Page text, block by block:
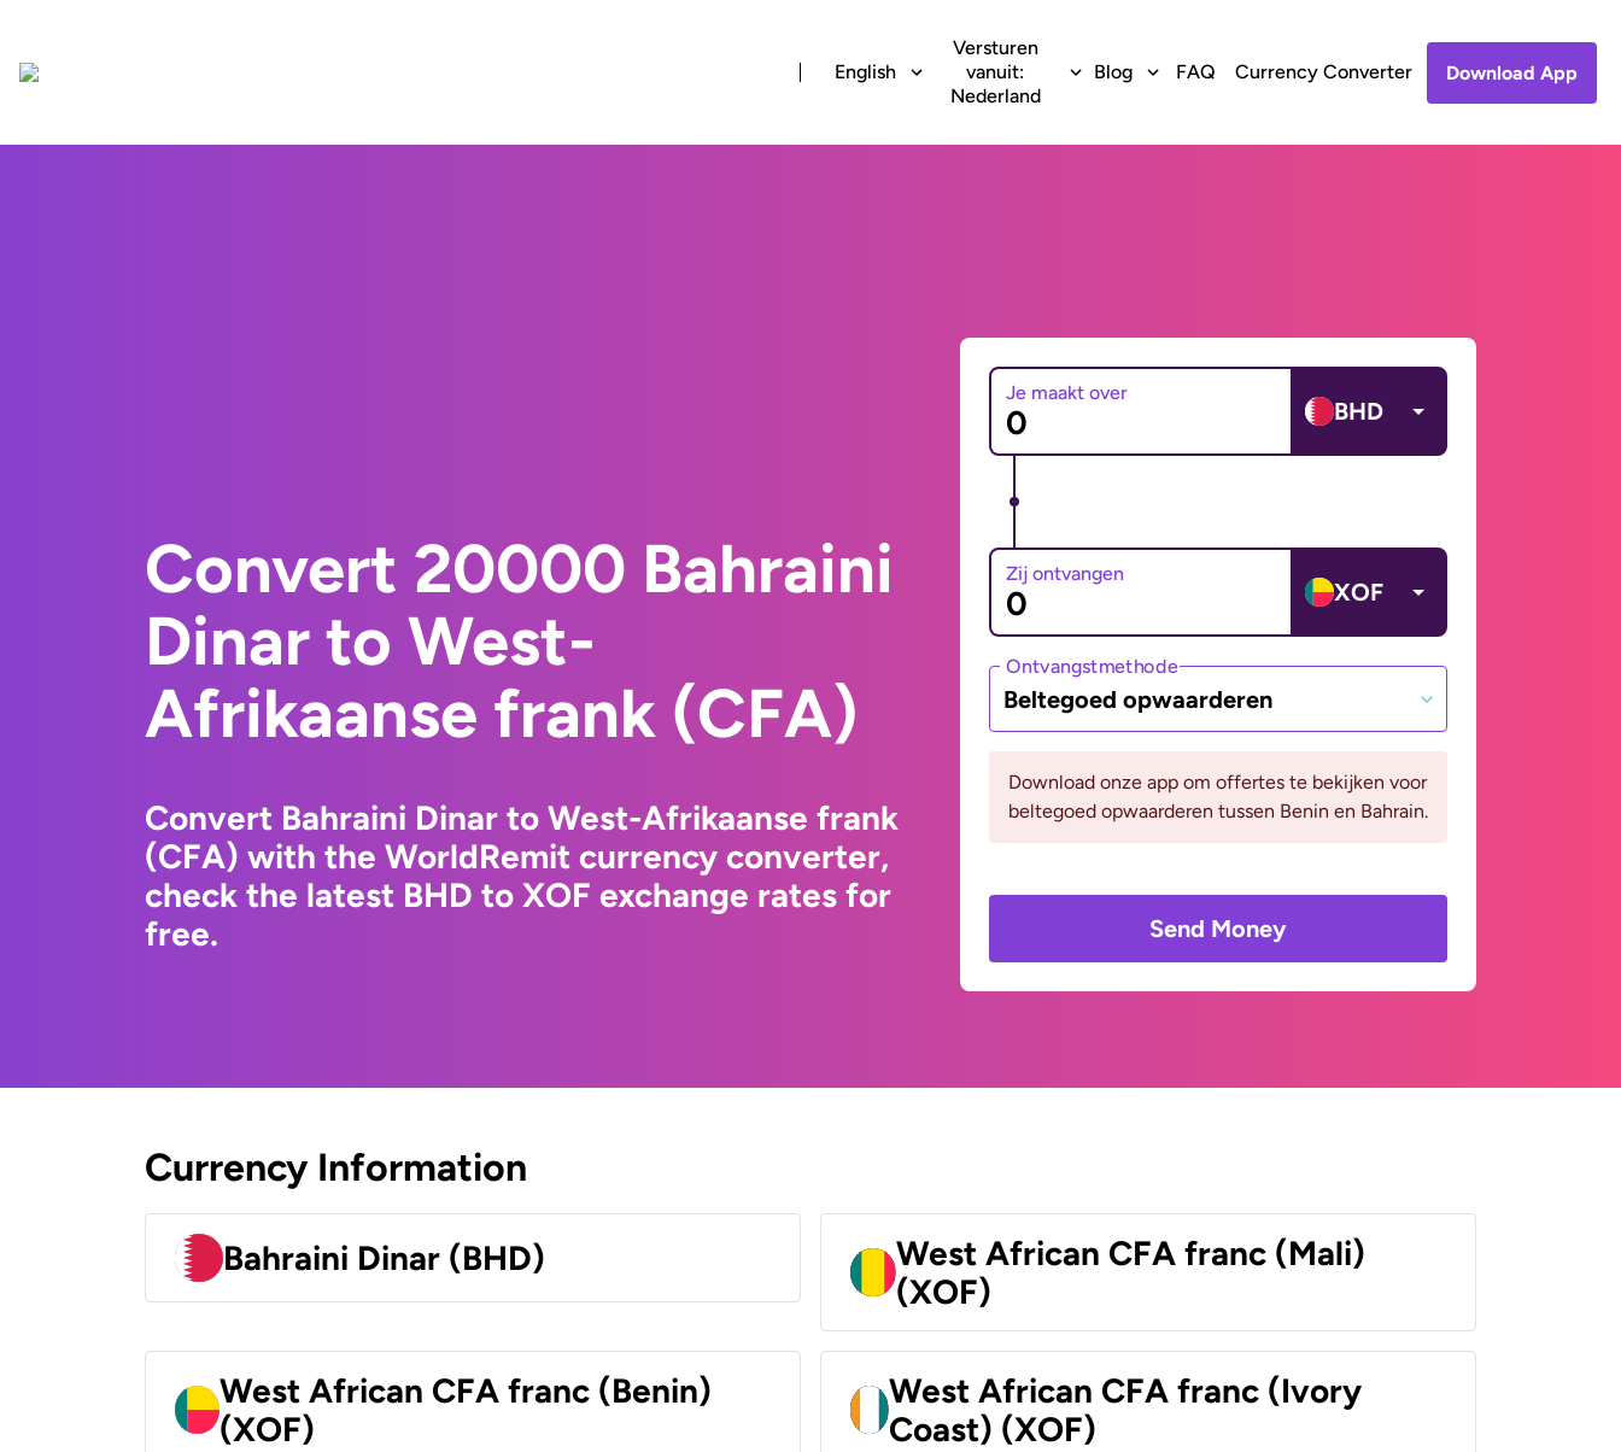
English
Versturen
vanuit:
Nederland
Blog FAQ Currency Converter Download App
Convert 20000 Bahraini
Dinar to West-
Afrikaanse frank (CFA)
Convert Bahraini Dinar to West-Afrikaanse frank
(CFA) with the WorldRemit currency converter,
check the latest BHD to XOF exchange rates for
free.
Je maakt over
BHD
Zij ontvangen
XOF
Ontvangstmethode
Beltegoed opwaarderen
Download onze app om offertes te bekijken voor
beltegoed opwaarderen tussen Benin en Bahrain.
Send Money
Currency Information
Bahraini Dinar (BHD)
West African CFA franc (Mali)
(XOF)
West African CFA franc (Benin)
(XOF)
West African CFA franc (Ivory
Coast) (XOF)